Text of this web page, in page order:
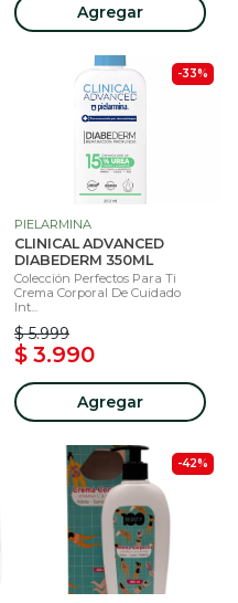
Agregar
-33%
PIELARMINA
CLINICAL ADVANCED
DIABEDERM 350ML
Colección Perfectos Para Ti
Crema Corporal De Cuidado
Int...
$ 5.999
$ 3.990
Agregar
-42%